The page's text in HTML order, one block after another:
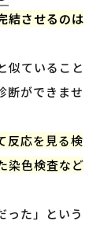
結させるのは
似ていること
断ができませ
反応を見る検
染色検査など
った」という